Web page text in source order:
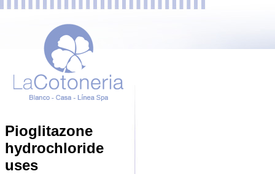
Pioglitazone
hydrochloride
uses